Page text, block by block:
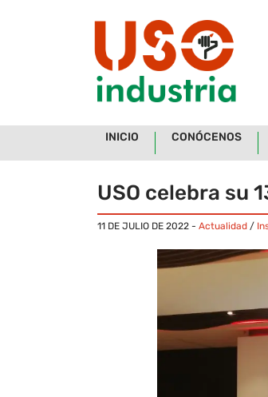
INICIO CONÓCENOS
USO celebra su
11 DE JULIO DE 2022 - Actualidad /